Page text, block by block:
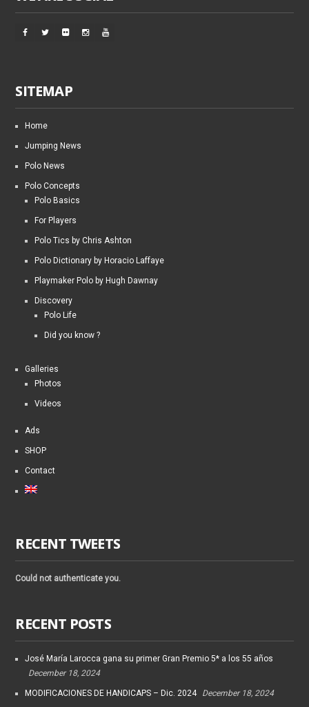
SITEMAP
Home
Jumping News
Polo News
Polo Concepts
Polo Basics
For Players
Polo Tics by Chris Ashton
Polo Dictionary by Horacio Laffaye
Playmaker Polo by Hugh Dawnay
Discovery
Polo Life
Did you know ?
Galleries
Photos
Videos
Ads
SHOP
Contact
RECENT TWEETS
Could not authenticate you.
RECENT POSTS
José María Larocca gana su primer Gran Premio 5* a los 55 años
December 18, 2024
MODIFICACIONES DE HANDICAPS – Dic. 2024 December 18, 2024